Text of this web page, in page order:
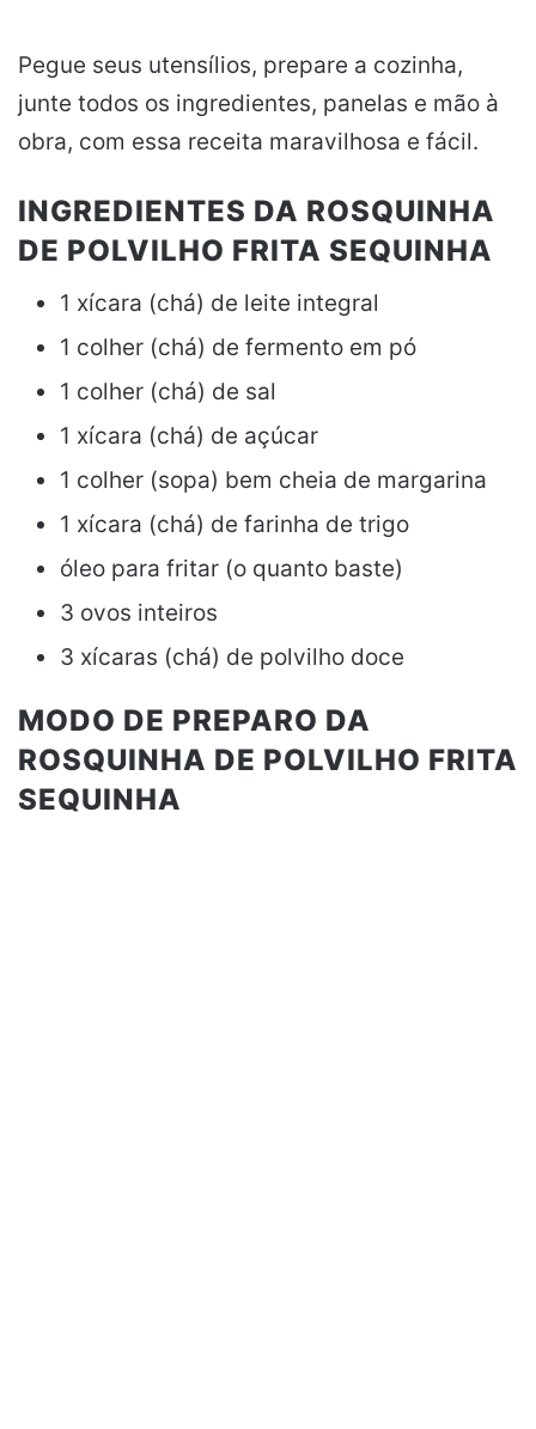
Pegue seus utensílios, prepare a cozinha,
junte todos os ingredientes, panelas e mão à
obra, com essa receita maravilhosa e fácil.
INGREDIENTES DA ROSQUINHA
DE POLVILHO FRITA SEQUINHA
1 xícara (chá) de leite integral
1 colher (chá) de fermento em pó
1 colher (chá) de sal
1 xícara (chá) de açúcar
1 colher (sopa) bem cheia de margarina
1 xícara (chá) de farinha de trigo
óleo para fritar (o quanto baste)
3 ovos inteiros
3 xícaras (chá) de polvilho doce
MODO DE PREPARO DA
ROSQUINHA DE POLVILHO FRITA
SEQUINHA